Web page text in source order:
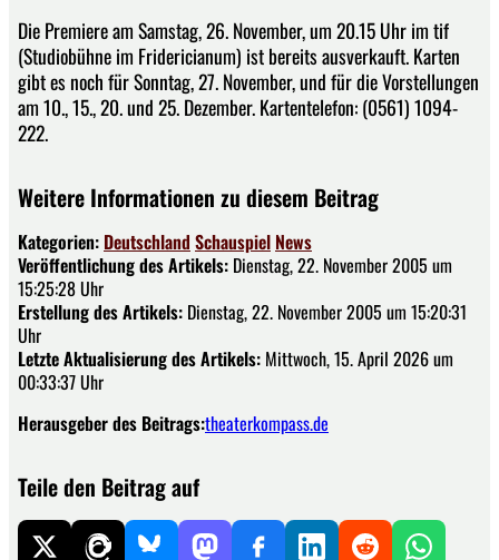
Die Premiere am Samstag, 26. November, um 20.15 Uhr im tif
(Studiobühne im Fridericianum) ist bereits ausverkauft. Karten
gibt es noch für Sonntag, 27. November, und für die Vorstellungen
am 10., 15., 20. und 25. Dezember. Kartentelefon: (0561) 1094-
222.
Weitere Informationen zu diesem Beitrag
Kategorien: Deutschland Schauspiel News
Veröffentlichung des Artikels: Dienstag, 22. November 2005 um
15:25:28 Uhr
Erstellung des Artikels: Dienstag, 22. November 2005 um 15:20:31
Uhr
Letzte Aktualisierung des Artikels: Mittwoch, 15. April 2026 um
00:33:37 Uhr
Herausgeber des Beitrags:theaterkompass.de
Teile den Beitrag auf